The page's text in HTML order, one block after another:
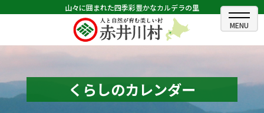
山々に囲まれた四季彩豊かなカルデラの里
ホーム
むらのできごと
むらのプロフィール
くらしのカレンダー